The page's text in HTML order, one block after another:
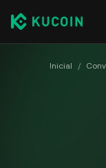
Inicial /